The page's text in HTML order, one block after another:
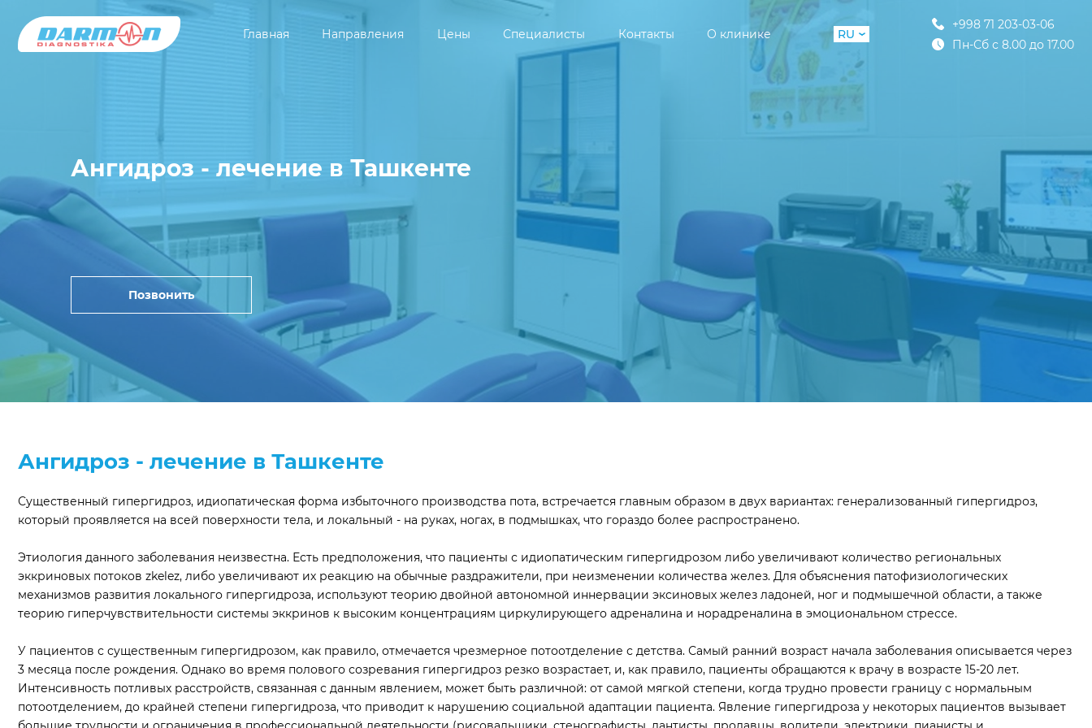
Главная Направления Цены Специалисты Контакты О клинике
RU
+998 71 203-03-06
Пн-Сб с 8.00 до 17.00
Ангидроз - лечение в Ташкенте
Позвонить
Ангидроз - лечение в Ташкенте
Существенный гипергидроз, идиопатическая форма избыточного производства пота, встречается главным образом в двух вариантах: генерализованный гипергидроз,
который проявляется на всей поверхности тела, и локальный - на руках, ногах, в подмышках, что гораздо более распространено.
Этиология данного заболевания неизвестна. Есть предположения, что пациенты с идиопатическим гипергидрозом либо увеличивают количество региональных
эккриновых потоков zkelez, либо увеличивают их реакцию на обычные раздражители, при неизменении количества желез. Для объяснения патофизиологических
механизмов развития локального гипергидроза, используют теорию двойной автономной иннервации эксиновых желез ладоней, ног и подмышечной области, а также
теорию гиперчувствительности системы эккринов к высоким концентрациям циркулирующего адреналина и норадреналина в эмоциональном стрессе.
У пациентов с существенным гипергидрозом, как правило, отмечается чрезмерное потоотделение с детства. Самый ранний возраст начала заболевания описывается через
3 месяца после рождения. Однако во время полового созревания гипергидроз резко возрастает, и, как правило, пациенты обращаются к врачу в возрасте 15-20 лет.
Интенсивность потливых расстройств, связанная с данным явлением, может быть различной: от самой мягкой степени, когда трудно провести границу с нормальным
потоотделением, до крайней степени гипергидроза, что приводит к нарушению социальной адаптации пациента. Явление гипергидроза у некоторых пациентов вызывает